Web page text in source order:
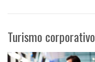
Turismo